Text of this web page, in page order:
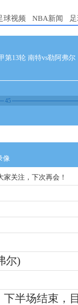
球视频 NBA新闻
第13轮 南特vs勒阿弗尔
45
像
关注，下次再会！
尔)
下半场结束，